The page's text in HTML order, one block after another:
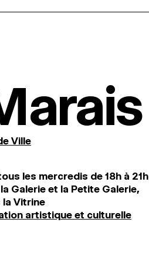
Ville
les mercredis de 18h à 21h
Galerie et la Petite Galerie,
Vitrine
artistique et culturelle